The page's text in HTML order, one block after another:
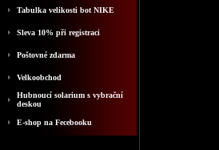
Tabulka velikosti bot NIKE
Sleva 10% při registraci
Poštovné zdarma
Velkoobchod
Hubnoucí solarium s vybrační
deskou
E-shop na Fecebooku